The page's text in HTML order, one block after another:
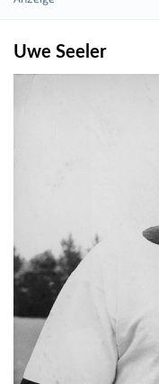
Uwe Seeler